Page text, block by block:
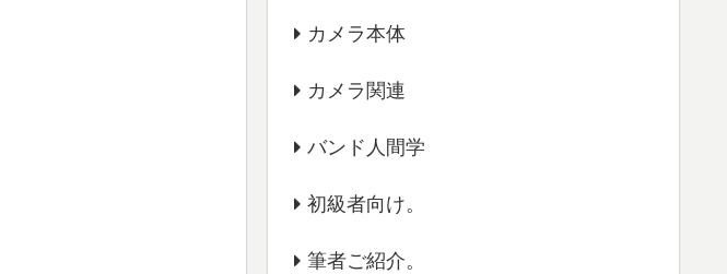
カメラ本体
カメラ関連
バンド人間学
初級者向け。
筆者ご紹介。